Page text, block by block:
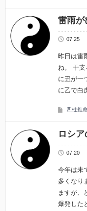
雷雨が
07.25
昨日は雷
ね。 干
に丑が一
に乙で白
四柱推命
ロシ
07.20
今年は未
多くなり
ますが、
爆発した